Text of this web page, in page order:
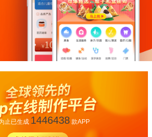
止已生成 1446438款APP